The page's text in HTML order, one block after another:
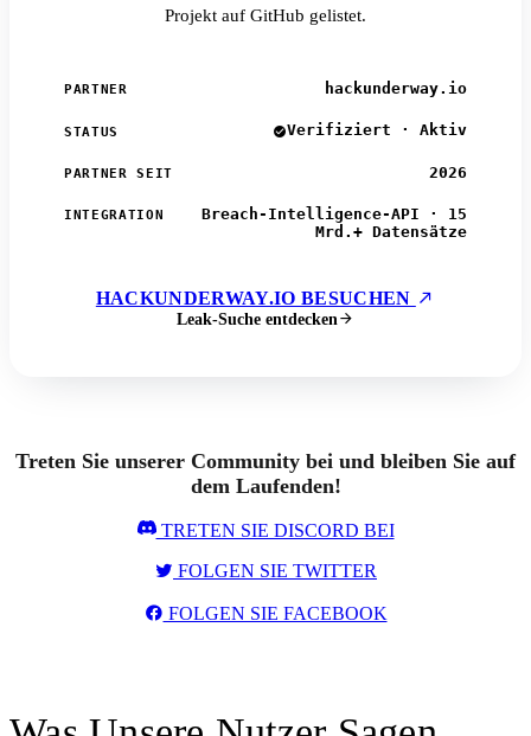
Projekt auf GitHub gelistet.
PARTNER hackunderway.io
STATUS Verifiziert · Aktiv
PARTNER SEIT 2026
INTEGRATION
Breach-Intelligence-API · 15
Mrd.+ Datensätze
HACKUNDERWAY.IO BESUCHEN
Leak-Suche entdecken
Treten Sie unserer Community bei und bleiben Sie auf
dem Laufenden!
TRETEN SIE DISCORD BEI
FOLGEN SIE TWITTER
FOLGEN SIE FACEBOOK